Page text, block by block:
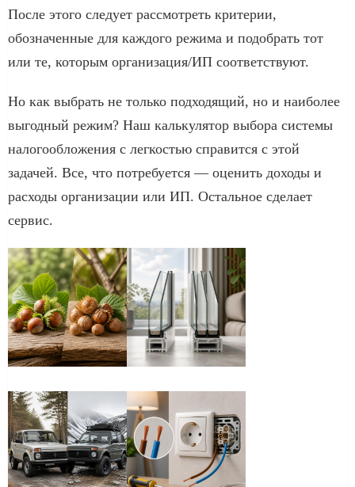
После этого следует рассмотреть критерии,
обозначенные для каждого режима и подобрать тот
или те, которым организация/ИП соответствуют.
Но как выбрать не только подходящий, но и наиболее
выгодный режим? Наш калькулятор выбора системы
налогообложения с легкостью справится с этой
задачей. Все, что потребуется — оценить доходы и
расходы организации или ИП. Остальное сделает
сервис.